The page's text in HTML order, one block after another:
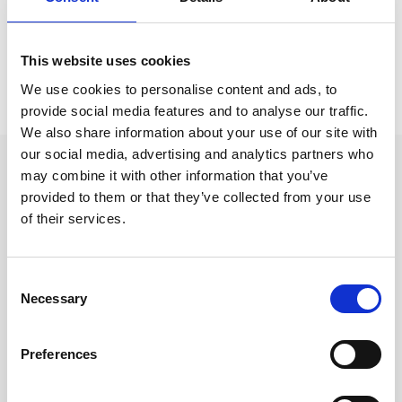
This website uses cookies
We use cookies to personalise content and ads, to
provide social media features and to analyse our traffic.
We also share information about your use of our site with
our social media, advertising and analytics partners who
may combine it with other information that you’ve
provided to them or that they’ve collected from your use
of their services.
Selection
Necessary
Preferences
Prishistorik
Lägsta pris senaste 30 dagarna är 44 kr (2026-08-08)
Andra tittade även på